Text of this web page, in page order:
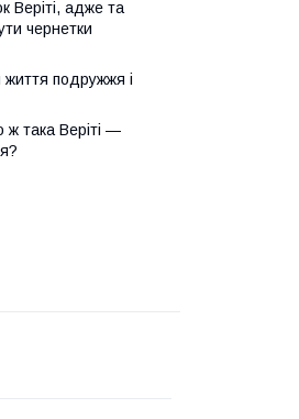
Веріті, адже та
чернетки
життя подружжя і
ж така Веріті —